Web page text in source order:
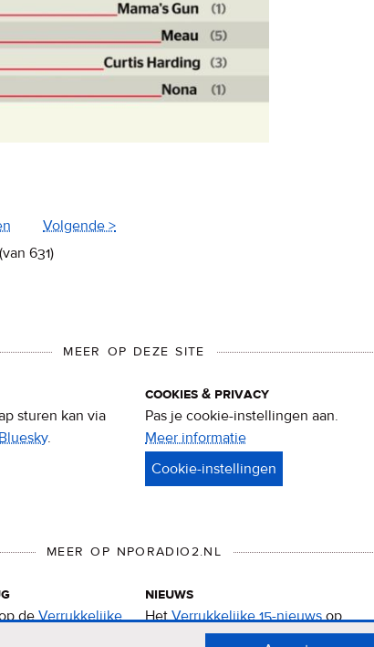
Volgende >
631)
MEER OP DEZE SITE
sturen kan via
.
cookies & privacy
Pas je cookie-instellingen aan.
Meer informatie
&
MEER OP NPORADIO2.NL
deVerrukkelijke
nieuws
HetVerrukkelijke 15-nieuwsop
de NPO Radio 2-website.